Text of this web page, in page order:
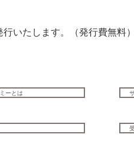
たします。（発行費無料
ーとは